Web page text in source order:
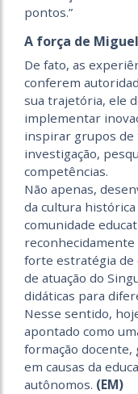
pontos.”
A força de
De fato, as
conferem
sua trajetória, ele
implementar
inspirar grupos de
investigação,
competências.
Não apenas,
da cultura
comunidade
reconhecidamente
forte estratégia de
de atuação do
didáticas para
Nesse sentido,
apontado como
formação
em causas da
autônomos. (EM)